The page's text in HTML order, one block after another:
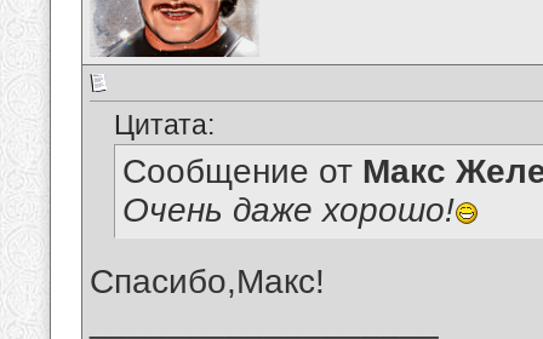
Цитата:
Сообщение от Макс
Очень даже хорошо!
Спасибо,Макс!